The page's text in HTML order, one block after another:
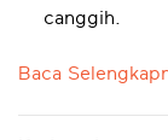
canggih.
Baca